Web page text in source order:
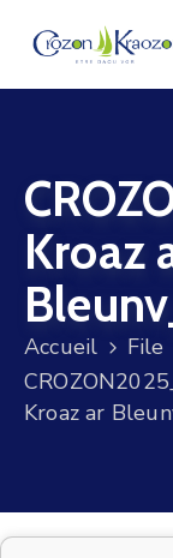
VIE
LOCALE
VIE
SOCIALE
TERRE
ET
MER
Kroaz
Accueil
File
Kroaz ar